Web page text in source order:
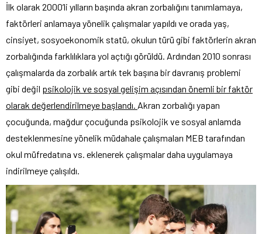
İlk olarak 2000’li yılların başında akran zorbalığını tanımlamaya,
faktörleri anlamaya yönelik çalışmalar yapıldı ve orada yaş,
cinsiyet, sosyoekonomik statü, okulun türü gibi faktörlerin akran
zorbalığında farklılıklara yol açtığı görüldü. Ardından 2010 sonrası
çalışmalarda da zorbalık artık tek başına bir davranış problemi
gibi değil psikolojik ve sosyal gelişim açısından önemli bir faktör
olarak değerlendirilmeyebaşlandı. Akran zorbalığı yapan
çocuğunda, mağdur çocuğunda psikolojik ve sosyal anlamda
desteklenmesine yönelik müdahale çalışmaları MEB tarafından
okul müfredatına vs. eklenerek çalışmalar daha uygulamaya
indirilmeye çalışıldı.